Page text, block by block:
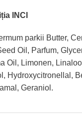
INCI
parkii Butter,
Oil, Parfum,
Oil, Limonen,
Hydroxycitronellal,
Geraniol.